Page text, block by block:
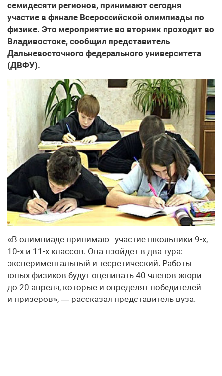
семидесяти регионов, принимают сегодня
участие в финале Всероссийской олимпиады по
физике. Это мероприятие во вторник проходит во
Владивостоке, сообщил представитель
Дальневосточного федерального университета
(ДВФУ).
«В олимпиаде принимают участие школьники 9-х,
10-х и 11-х классов. Она пройдет в два тура:
экспериментальный и теоретический. Работы
юных физиков будут оценивать 40 членов жюри
до 20 апреля, которые и определят победителей
и призеров», — рассказал представитель вуза.